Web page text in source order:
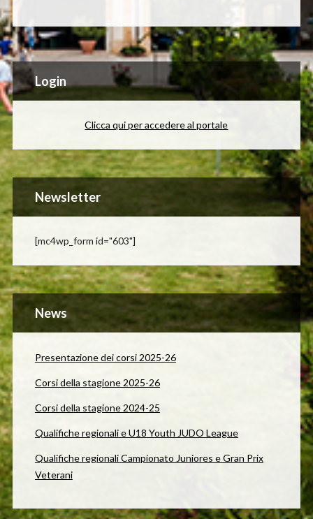
Login
Clicca qui per accedere al portale
Newsletter
[mc4wp_form id="603"]
News
Presentazione dei corsi 2025-26
Corsi della stagione 2025-26
Corsi della stagione 2024-25
Qualifiche regionali e U18 Youth JUDO League
Qualifiche regionali Campionato Juniores e Gran Prix
Veterani